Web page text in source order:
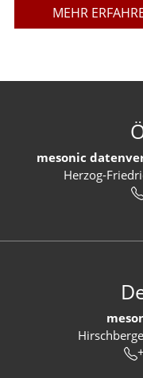
MEHR
mesonic
Herzog-